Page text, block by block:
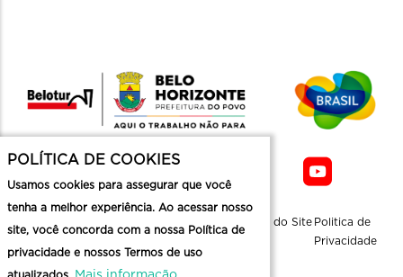
Mapa do Site Politica de
Privacidade
POLÍTICA DE COOKIES
Usamos cookies para assegurar que você
tenha a melhor experiência. Ao acessar nosso
site, você concorda com a nossa Política de
privacidade e nossos Termos de uso